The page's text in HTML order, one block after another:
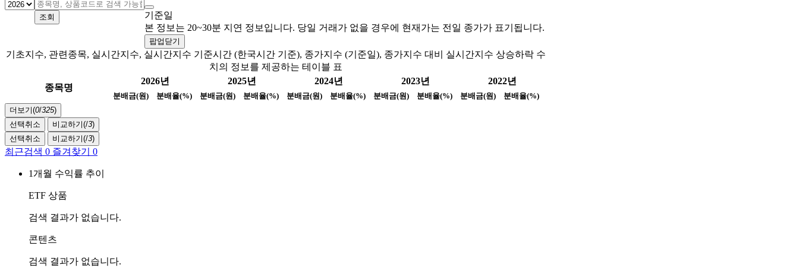
조회
기준일
본 정보는 20~30분 지연 정보입니다. 당일 거래가 없을 경우에 현재가는 전일 종가가 표기됩니다.
팝업닫기
기초지수, 관련종목, 실시간지수, 실시간지수 기준시간 (한국시간 기준), 종가지수 (기준일), 종가지수 대비 실시간지수 상승하락 수
치의 정보를 제공하는 테이블 표
종목명
2026년 2025년 2024년 2023년 2022년
분배금(원) 분배율(%) 분배금(원) 분배율(%) 분배금(원) 분배율(%) 분배금(원) 분배율(%) 분배금(원)
분배율(%)
더보기(0/325)
선택취소
비교하기(/3)
선택취소
비교하기(/3)
최근검색 0 즐겨찾기 0
1개월 수익률 추이
ETF 상품
검색 결과가 없습니다.
콘텐츠
검색 결과가 없습니다.